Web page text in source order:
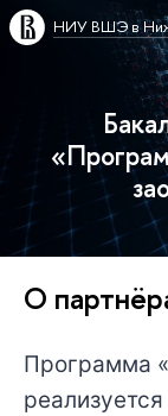
НИУ ВШЭ в
О
Программа